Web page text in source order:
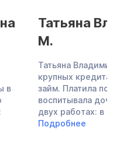
в
Татьяна
М.
Татьяна
крупных кредита
займ. Платила по
воспитывала дочь,
двух работах: в ...
Подробнее